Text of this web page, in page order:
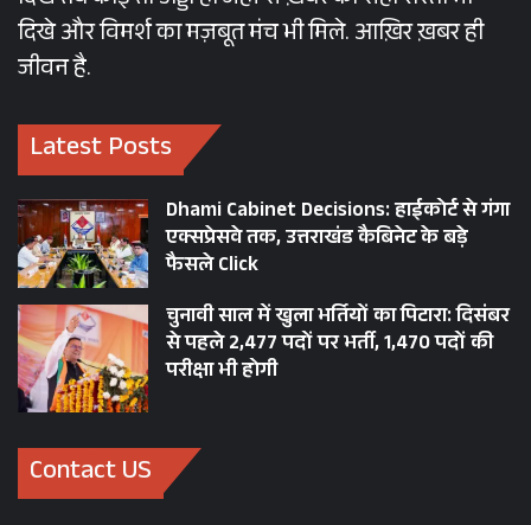
दिखे और विमर्श का मज़बूत मंच भी मिले. आख़िर ख़बर ही
जीवन है.
Latest Posts
Dhami Cabinet Decisions: हाईकोर्ट से गंगा
एक्सप्रेसवे तक, उत्तराखंड कैबिनेट के बड़े
फैसले Click
चुनावी साल में खुला भर्तियों का पिटारा: दिसंबर
से पहले 2,477 पदों पर भर्ती, 1,470 पदों की
परीक्षा भी होगी
Contact US